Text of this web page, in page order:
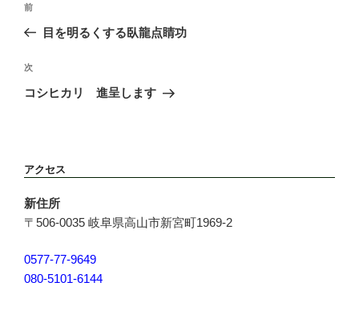
稿
ナ
ゲ
ー
前
の
稿
前
目を明るくする臥龍点睛功
次
の
次
コシヒカリ 進呈します
アクセス
新住所
〒506-0035 岐阜県高山市新宮町1969-2
0577-77-9649
080-5101-6144